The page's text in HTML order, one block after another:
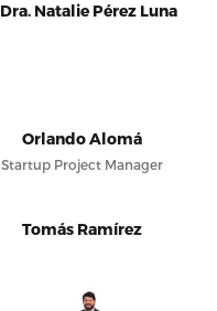
Dra. Natalie Pérez Luna
Orlando Alomá
Startup Project Manager
Tomás Ramírez